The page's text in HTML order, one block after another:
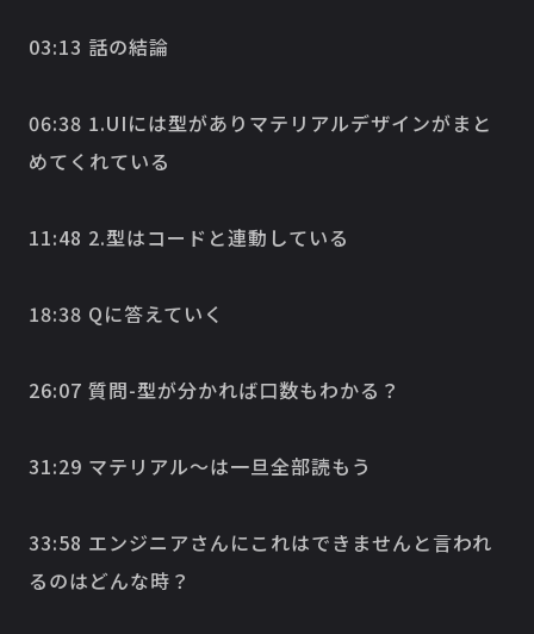
03:13 話の結論
06:38 1.UIには型がありマテリアルデザインがまと
めてくれている
11:48 2.型はコードと連動している
18:38 Qに答えていく
26:07 質問-型が分かれば口数もわかる？
31:29 マテリアル〜は一旦全部読もう
33:58 エンジニアさんにこれはできませんと言われ
るのはどんな時？